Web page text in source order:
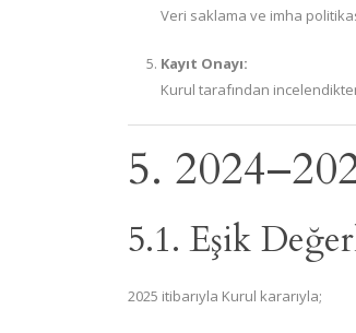
Veri saklama ve imha
Kayıt Onayı:
Kurul tarafından
5.
5.1. Eşik
2025 itibarıyla Kurul kararıyla;